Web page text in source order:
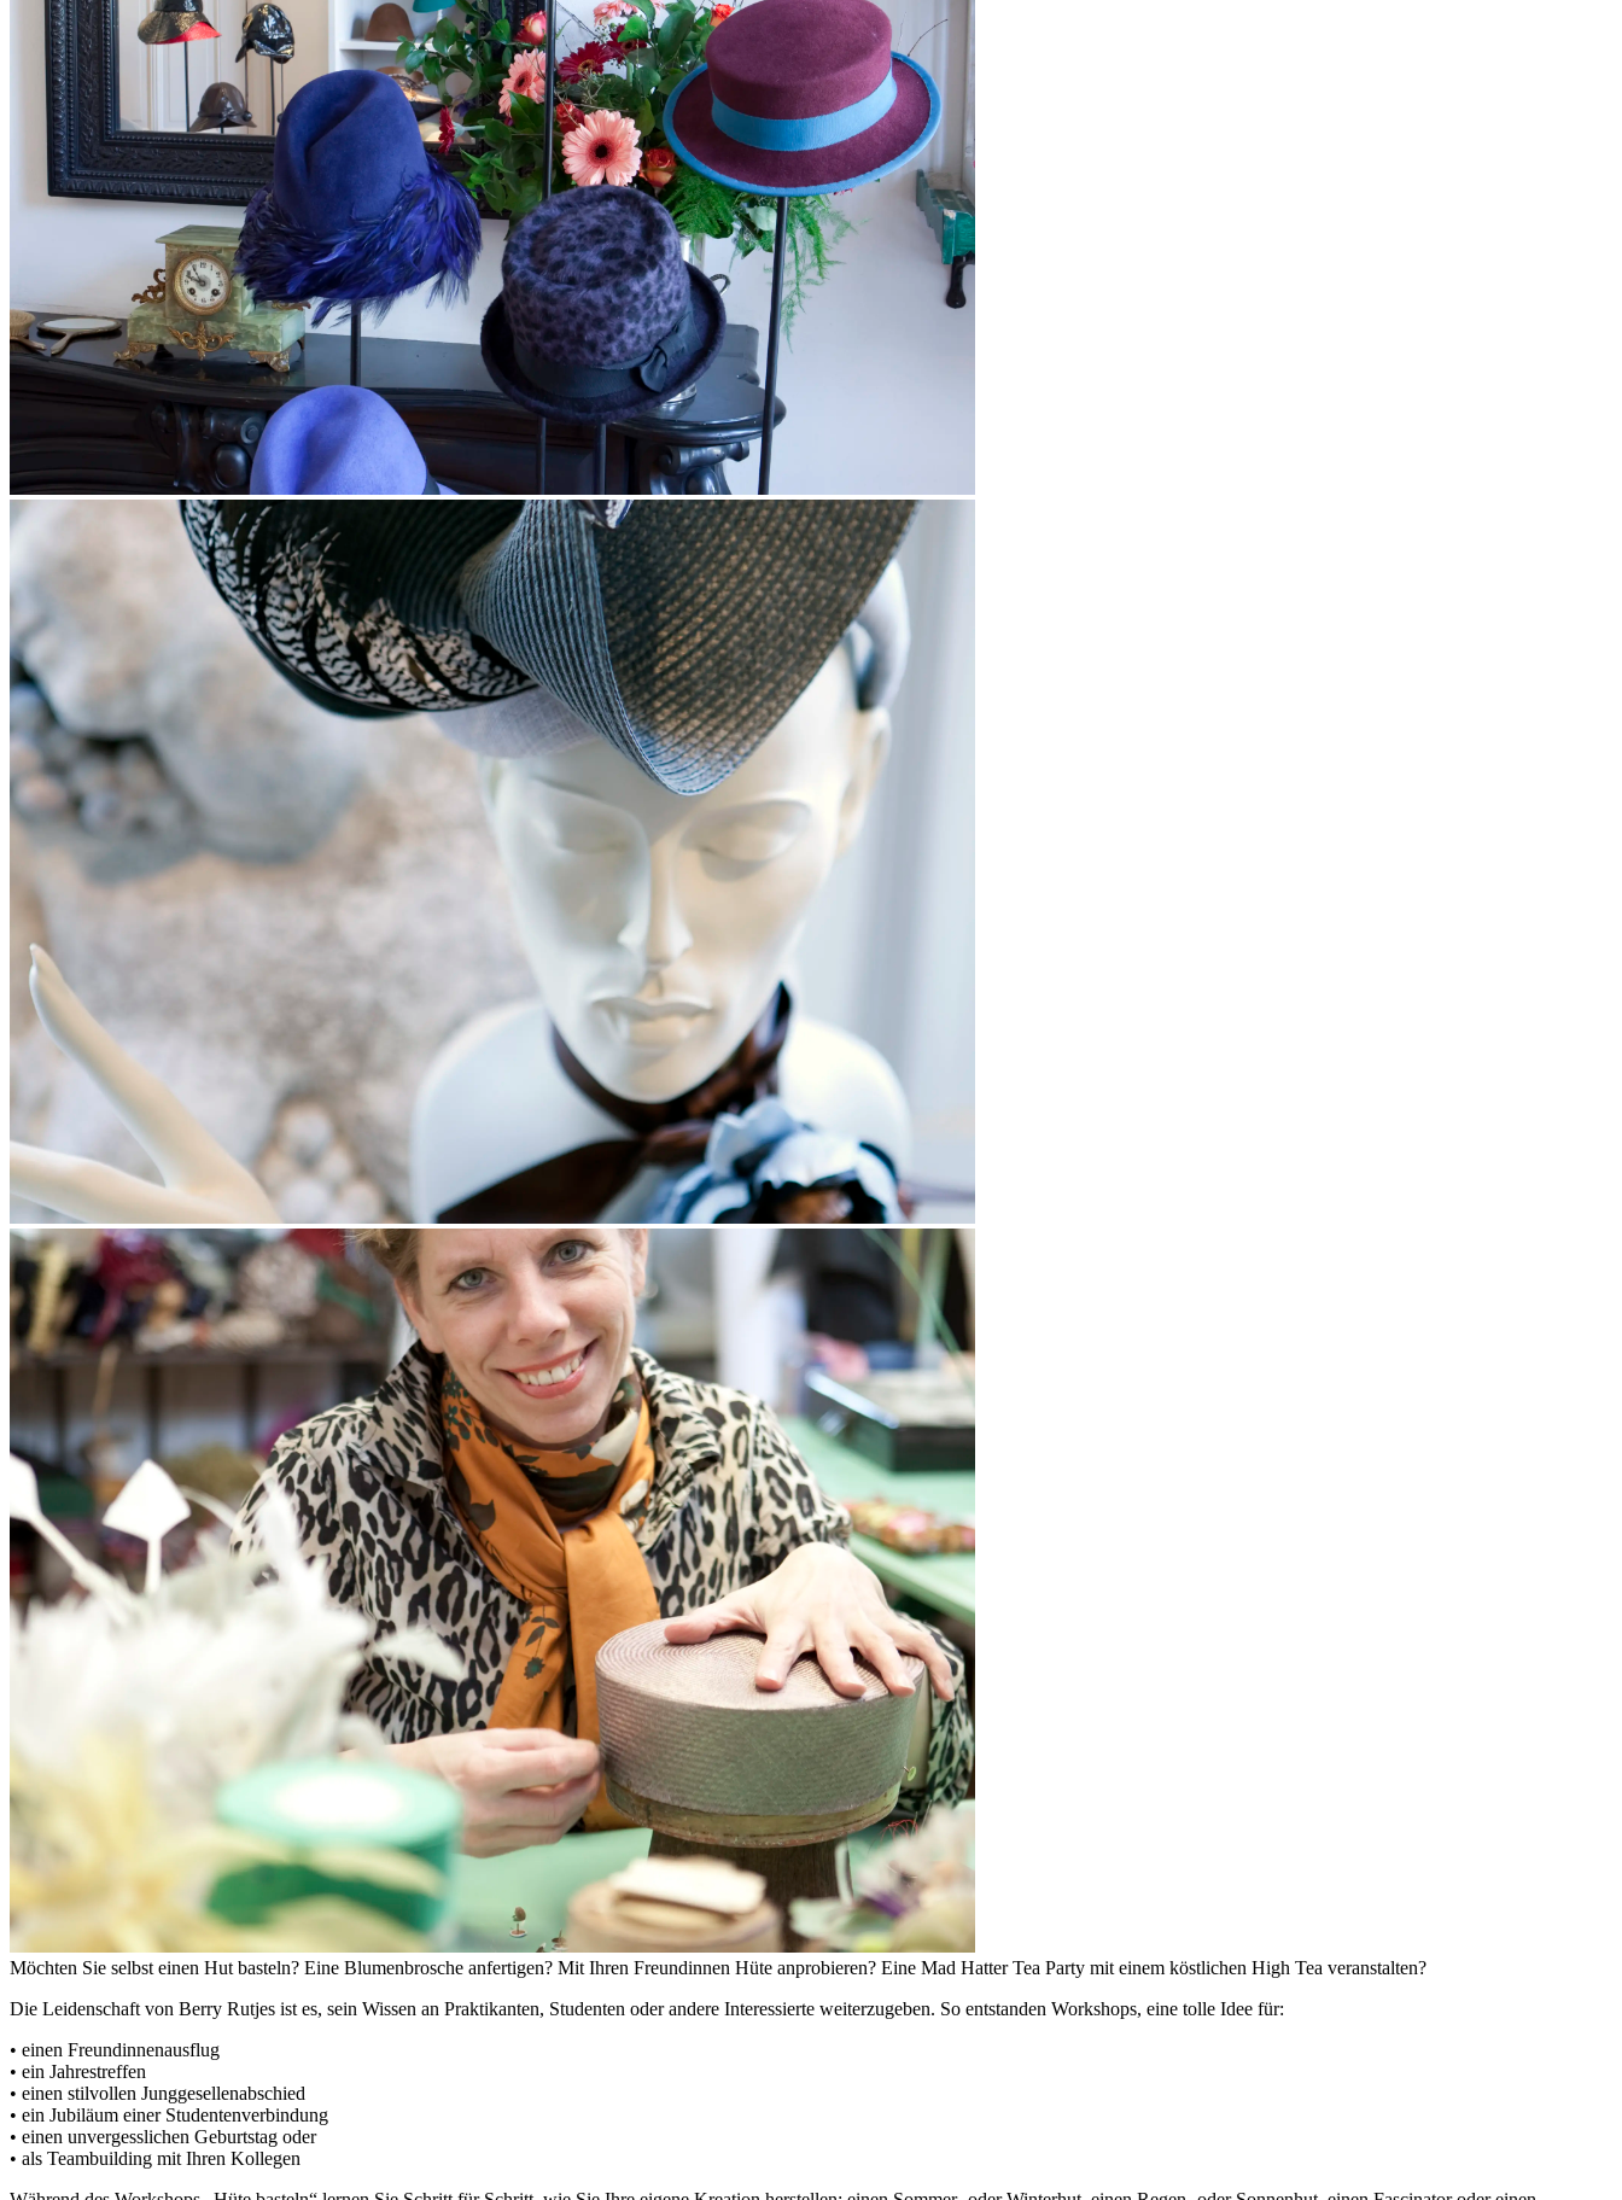
Möchten Sie selbst einen Hut basteln? Eine Blumenbrosche anfertigen? Mit Ihren Freundinnen Hüte anprobieren? Eine Mad Hatter Tea Party mit einem köstlichen High Tea veranstalten?
Die Leidenschaft von Berry Rutjes ist es, sein Wissen an Praktikanten, Studenten oder andere Interessierte weiterzugeben. So entstanden Workshops, eine tolle Idee für:
• einen Freundinnenausflug
• ein Jahrestreffen
• einen stilvollen Junggesellenabschied
• ein Jubiläum einer Studentenverbindung
• einen unvergesslichen Geburtstag oder
• als Teambuilding mit Ihren Kollegen